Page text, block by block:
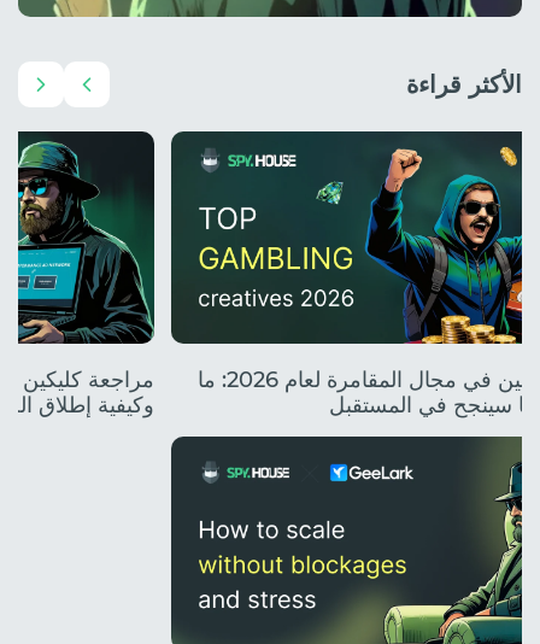
الأكثر قراءة
أفضل المبدعين في مجال المقامرة لعام 2026: ما
سينجح في المستقبل
وكيفية إطلاق